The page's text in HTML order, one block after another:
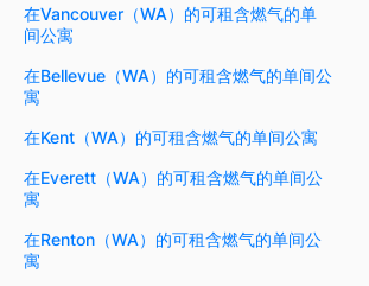
在Vancouver（WA）的可租含燃气的单
间公寓
在Bellevue（WA）的可租含燃气的单间公
寓
在Kent（WA）的可租含燃气的单间公寓
在Everett（WA）的可租含燃气的单间公
寓
在Renton（WA）的可租含燃气的单间公
寓